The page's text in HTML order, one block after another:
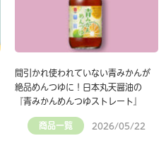
間引かれ使われていない青みかんが
絶品めんつゆに！日本丸天醤油の
『青みかんめんつゆストレート』
商品一覧 2026/05/22